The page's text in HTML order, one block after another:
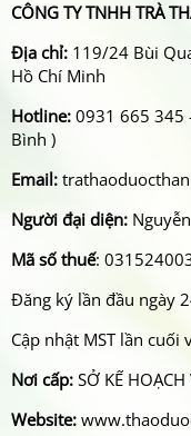
CÔNG TY TNHH TRÀ
Địa chỉ: 119/24 Bùi
Hồ Chí Minh
Hotline: 0931 665 345
Bình )
Email:
Người đại diện:
Mã số thuế:
Đăng ký lần đầu ngày
Cập nhật MST lần cuối
Nơi cấp: SỞ KẾ
Website: